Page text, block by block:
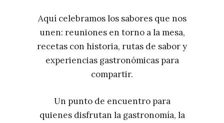
Aquí celebramos los sabores que nos
unen: reuniones en torno a la mesa,
recetas con historia, rutas de sabor y
experiencias gastronómicas para
compartir.
Un punto de encuentro para
quienes disfrutan la gastronomía, la